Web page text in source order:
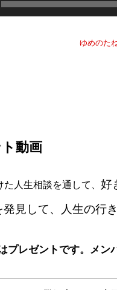
ゆめのた
動画
人生相談を通して、 好
発見して、人生の行
プレゼントです。メン